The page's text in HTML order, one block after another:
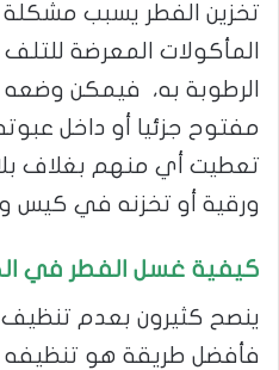
تخزين الفطر يسبب مشكلة
المأكولات المعرضة
الرطوبة به، فيمكن
مفتوح جزئيا أو داخل
تعطيت أي منهم بغلاف
ورقية أو تخزنه في كيس
كيفية غسل الفطر في
ينصح كثيرون بعدم
فأفضل طريقة هو